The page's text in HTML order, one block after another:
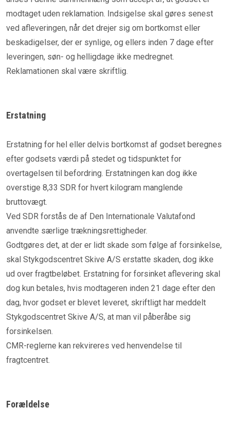
modtaget uden reklamation. Indsigelse skal gøres senest
ved afleveringen, når det drejer sig om bortkomst eller
beskadigelser, der er synlige, og ellers inden 7 dage efter
leveringen, søn- og helligdage ikke medregnet.
Reklamationen skal være skriftlig.
Erstatning
Erstatning for hel eller delvis bortkomst af godset beregnes
efter godsets værdi på stedet og tidspunktet for
overtagelsen til befordring. Erstatningen kan dog ikke
overstige 8,33 SDR for hvert kilogram manglende
bruttovægt.
Ved SDR forstås de af Den Internationale Valutafond
anvendte særlige trækningsrettigheder.
Godtgøres det, at der er lidt skade som følge af forsinkelse,
skal Stykgodscentret Skive A/S erstatte skaden, dog ikke
ud over fragtbeløbet. Erstatning for forsinket aflevering skal
dog kun betales, hvis modtageren inden 21 dage efter den
dag, hvor godset er blevet leveret, skriftligt har meddelt
Stykgodscentret Skive A/S, at man vil påberåbe sig
forsinkelsen.
CMR-reglerne kan rekvireres ved henvendelse til
fragtcentret.
Forældelse